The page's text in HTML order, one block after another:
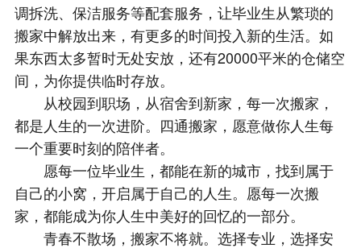
调拆洗、保洁服务等配套服务，让毕业生从繁琐的
搬家中解放出来，有更多的时间投入新的生活。如
果东西太多暂时无处安放，还有20000平米的仓储空
间，为你提供临时存放。
从校园到职场，从宿舍到新家，每一次搬家，
都是人生的一次进阶。四通搬家，愿意做你人生每
一个重要时刻的陪伴者。
愿每一位毕业生，都能在新的城市，找到属于
自己的小窝，开启属于自己的人生。愿每一次搬
家，都能成为你人生中美好的回忆的一部分。
青春不散场，搬家不将就。选择专业，选择安